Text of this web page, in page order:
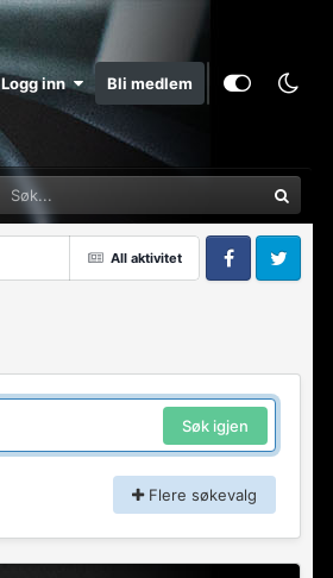
Logg inn Bli medlem
All aktivitet
FacebookTwitter
Søk igjen
Flere søkevalg